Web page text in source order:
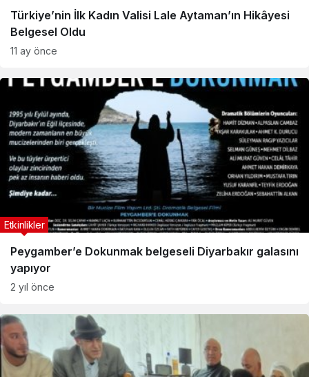
Türkiye’nin İlk Kadın Valisi Lale Aytaman’ın Hikâyesi
Belgesel Oldu
11 ay önce
Peygamber’e Dokunmak belgeseli Diyarbakır galasını
yapıyor
Etkinlikler
2 yıl önce